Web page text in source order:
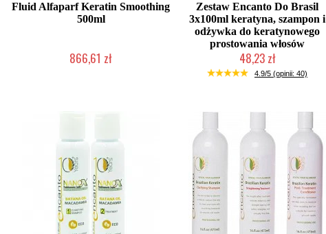
Fluid Alfaparf Keratin Smoothing
500ml
866,61 zł
Zestaw Encanto Do Brasil
3x100ml keratyna, szampon i
odżywka do keratynowego
prostowania włosów
48,23 zł
Duża ilość (wysyłka w 24h)
4.9/5 (opinii: 40)